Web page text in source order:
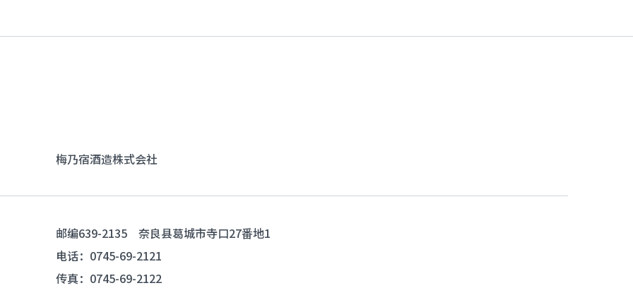
梅乃宿酒造株式会社
邮编639-2135 奈良县葛城市寺口27番地1
电话： 0745-69-2121
传真：0745-69-2122